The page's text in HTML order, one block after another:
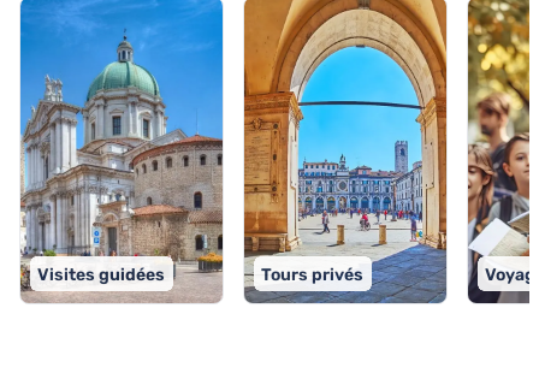
Visites guidées Tours privés